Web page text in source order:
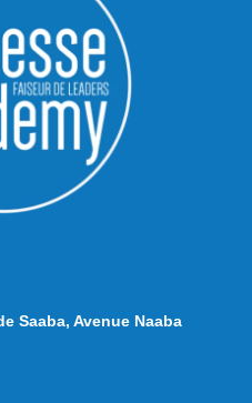
Saaba, Avenue Naaba